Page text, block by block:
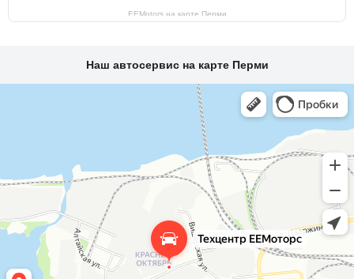
EEMotors на карте Перми
Наш автосервис на карте Перми